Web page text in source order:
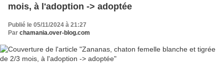
mois, à l'adoption -> adoptée
Publié le 05/11/2024 à 21:27
Par chamania.over-blog.com